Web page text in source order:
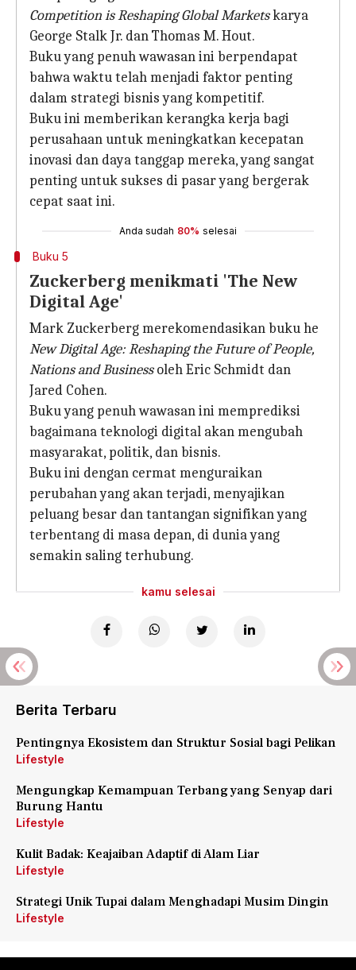
Competition is Reshaping Global Marketskarya
George Stalk Jr. dan Thomas M. Hout.
Buku yang penuh wawasan ini berpendapat
bahwa waktu telah menjadi faktor penting
dalam strategi bisnis yang kompetitif.
Buku ini memberikan kerangka kerja bagi
perusahaan untuk meningkatkan kecepatan
inovasi dan daya tanggap mereka, yang sangat
penting untuk sukses di pasar yang bergerak
cepat saat ini.
Anda sudah 80% selesai
Buku 5
Zuckerberg menikmati 'The New
Digital Age'
Mark Zuckerberg merekomendasikan buku he
New Digital Age: Reshaping the Future of People,
Nations and Businessoleh Eric Schmidt dan
Jared Cohen.
Buku yang penuh wawasan ini memprediksi
bagaimana teknologi digital akan mengubah
masyarakat, politik, dan bisnis.
Buku ini dengan cermat menguraikan
perubahan yang akan terjadi, menyajikan
peluang besar dan tantangan signifikan yang
terbentang di masa depan, di dunia yang
semakin saling terhubung.
kamu selesai
Berita Terbaru
Pentingnya Ekosistem dan Struktur Sosial bagi Pelikan
Lifestyle
Mengungkap Kemampuan Terbang yang Senyap dari
Burung Hantu
Lifestyle
Kulit Badak: Keajaiban Adaptif di Alam Liar
Lifestyle
Strategi Unik Tupai dalam Menghadapi Musim Dingin
Lifestyle